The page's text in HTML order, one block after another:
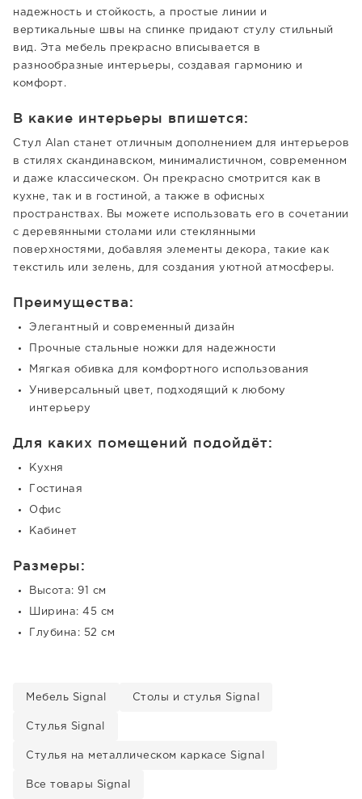
надежность и стойкость, а простые линии и
вертикальные швы на спинке придают стулу стильный
вид. Эта мебель прекрасно вписывается в
разнообразные интерьеры, создавая гармонию и
комфорт.
В какие интерьеры впишется:
Стул Alan станет отличным дополнением для интерьеров
в стилях скандинавском, минималистичном, современном
и даже классическом. Он прекрасно смотрится как в
кухне, так и в гостиной, а также в офисных
пространствах. Вы можете использовать его в сочетании
с деревянными столами или стеклянными
поверхностями, добавляя элементы декора, такие как
текстиль или зелень, для создания уютной атмосферы.
Преимущества:
Элегантный и современный дизайн
Прочные стальные ножки для надежности
Мягкая обивка для комфортного использования
Универсальный цвет, подходящий к любому
интерьеру
Для каких помещений подойдёт:
Кухня
Гостиная
Офис
Кабинет
Размеры:
Высота: 91 см
Ширина: 45 см
Глубина: 52 см
Мебель Signal Столы и стулья Signal
Стулья Signal
Стулья на металлическом каркасе Signal
Все товары Signal